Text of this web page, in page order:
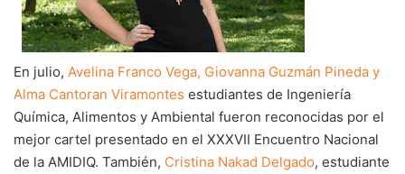
En julio, Avelina Franco Vega, Giovanna Guzmán Pineda y
Alma Cantoran Viramontes estudiantes de Ingeniería
Química, Alimentos y Ambiental fueron reconocidas por el
mejor cartel presentado en el XXXVII Encuentro Nacional
de la AMIDIQ. También, Cristina Nakad Delgado, estudiante